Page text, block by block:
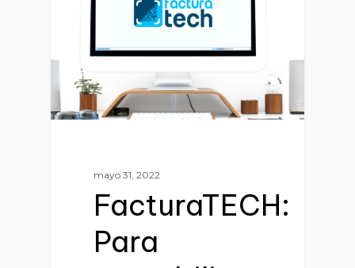
mayo 31, 2022
FacturaTECH:
Para